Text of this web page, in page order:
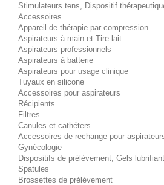
Stimulateurs tens, Dispositif
Accessoires
Appareil de thérapie par compression
Aspirateurs à main et Tire-lait
Aspirateurs professionnels
Aspirateurs à batterie
Aspirateurs pour usage clinique
Tuyaux en silicone
Accessoires pour aspirateurs
Récipients
Filtres
Canules et cathéters
Accessoires de rechange pour
Gynécologie
Dispositifs de prélèvement, Gels
Spatules
Brossettes de prélèvement